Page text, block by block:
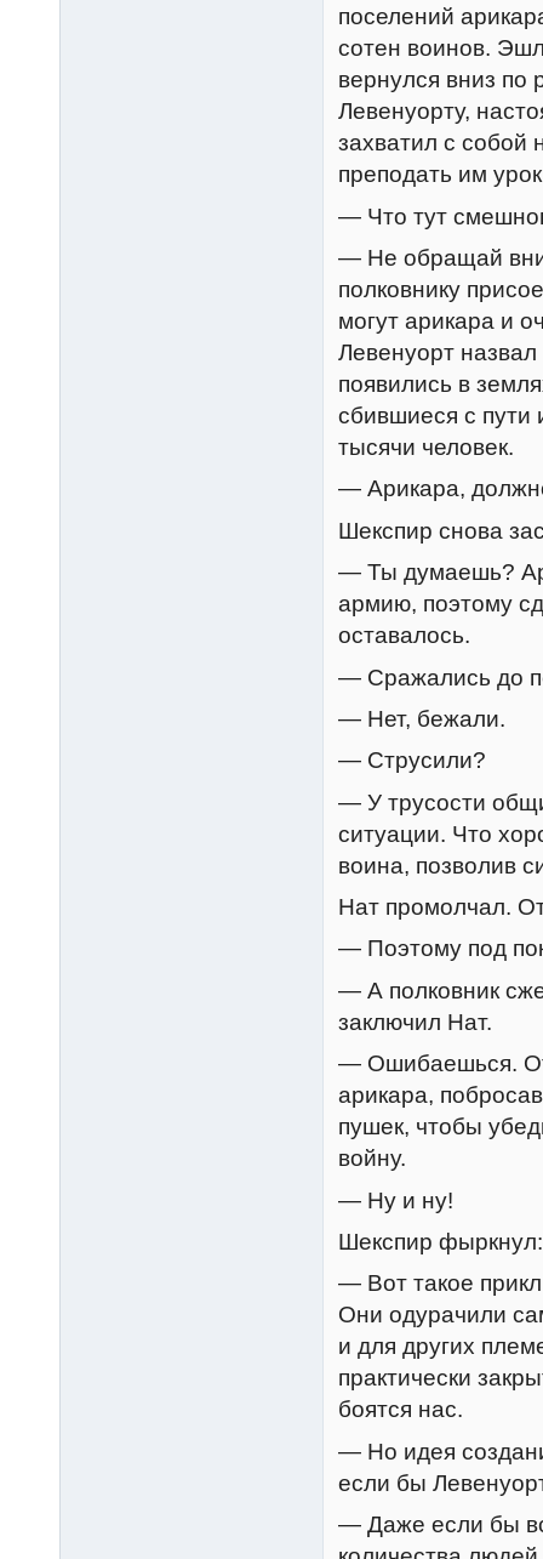
поселений
сотен воинов.
вернулся вниз по
Левенуорту,
захватил с собой
преподать им
— Что тут
— Не обращай
полковнику
могут арикара и
Левенуорт
появились в
сбившиеся с пути
тысячи человек.
— Арикара,
Шекспир снова
— Ты думаешь?
армию, поэтому
оставалось.
— Сражались до
— Нет, бежали.
— Струсили?
— У трусости
ситуации. Что
воина, позволив
Нат промолчал.
— Поэтому под
— А полковник
заключил Нат.
— Ошибаешься. От
арикара,
пушек, чтобы
войну.
— Ну и ну!
Шекспир фыркнул:
— Вот такое
Они одурачили
и для других
практически
боятся нас.
— Но идея
если бы
— Даже если бы